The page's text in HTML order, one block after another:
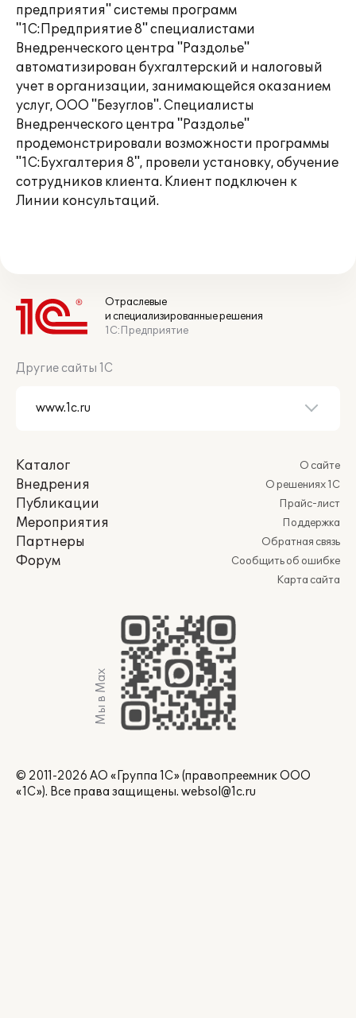
предприятия" системы программ
"1С:Предприятие 8" специалистами
Внедренческого центра "Раздолье"
автоматизирован бухгалтерский и налоговый
учет в организации, занимающейся оказанием
услуг, ООО "Безуглов". Специалисты
Внедренческого центра "Раздолье"
продемонстрировали возможности программы
"1С:Бухгалтерия 8", провели установку, обучение
сотрудников клиента. Клиент подключен к
Линии консультаций.
Отраслевые
и специализированные решения
1С:Предприятие
Другие сайты 1С
Каталог
Внедрения
Публикации
Мероприятия
Партнеры
Форум
О сайте
О решениях 1С
Прайс-лист
Поддержка
Обратная связь
Сообщить об ошибке
Карта сайта
Мы в Max
© 2011-2026 АО «Группа 1С» (правопреемник ООО
«1С»). Все права защищены. websol@1c.ru